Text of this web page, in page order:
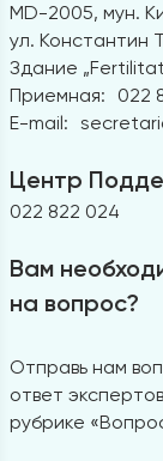
MD-2005, мун.
ул. Константин
Здание
Приемная:
022
E-mail:
Центр
022 822 024
Вам
на вопрос?
Отправь нам
ответ
рубрике